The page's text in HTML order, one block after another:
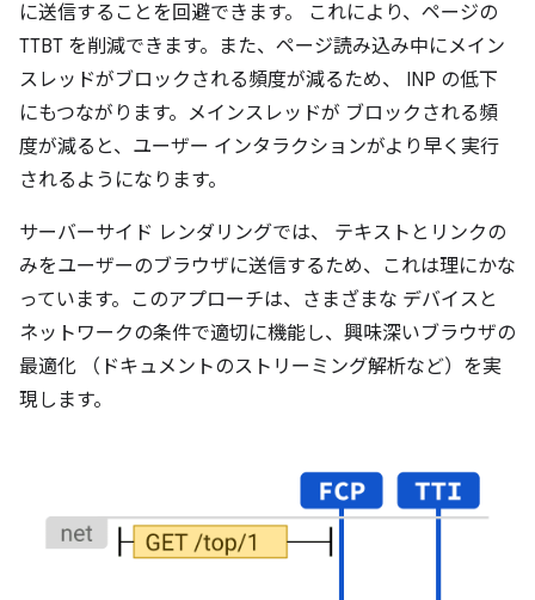
に送信することを回避できます。 これにより、ページの
TTBT を削減できます。また、ページ読み込み中にメイン
スレッドがブロックされる頻度が減るため、 INP の低下
にもつながります。メインスレッドが ブロックされる頻
度が減ると、ユーザー インタラクションがより早く実行
されるようになります。
サーバーサイド レンダリングでは、 テキストとリンクの
みをユーザーのブラウザに送信するため、これは理にかな
っています。このアプローチは、さまざまな デバイスと
ネットワークの条件で適切に機能し、興味深いブラウザの
最適化 （ドキュメントのストリーミング解析など）を実
現します。